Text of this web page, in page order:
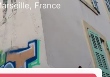
France